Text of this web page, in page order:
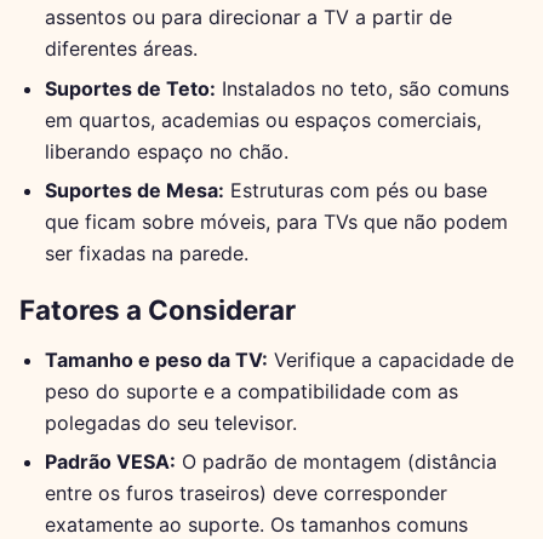
assentos ou para direcionar a TV a partir de
diferentes áreas.
Suportes de Teto: Instalados no teto, são comuns
em quartos, academias ou espaços comerciais,
liberando espaço no chão.
Suportes de Mesa: Estruturas com pés ou base
que ficam sobre móveis, para TVs que não podem
ser fixadas na parede.
Fatores a Considerar
Tamanho e peso da TV: Verifique a capacidade de
peso do suporte e a compatibilidade com as
polegadas do seu televisor.
Padrão VESA: O padrão de montagem (distância
entre os furos traseiros) deve corresponder
exatamente ao suporte. Os tamanhos comuns